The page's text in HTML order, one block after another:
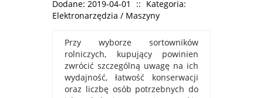
Dodane: 2019-04-01 :: Kategoria:
Elektronarzędzia / Maszyny
Przy wyborze sortowników
rolniczych, kupujący powinien
zwrócić szczególną uwagę na ich
wydajność, łatwość konserwacji
oraz liczbę osób potrzebnych do